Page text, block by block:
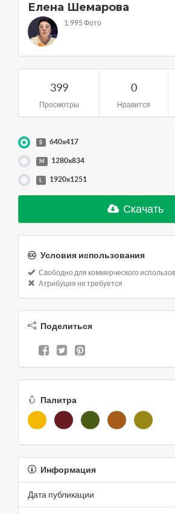
Елена Шемарова
1,995 Фото
399
Просмотры
0
Нравится
S 640x417
M 1280x834
L 1920x1251
Скачать
Условия использования
Свободно для коммерческого
Атрибуция не требуется
Поделиться
Палитра
Информация
Дата публикации